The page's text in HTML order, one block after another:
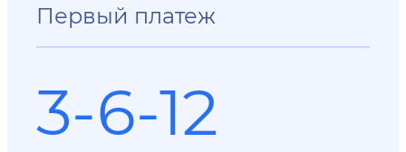
Первый платеж
3-6-12